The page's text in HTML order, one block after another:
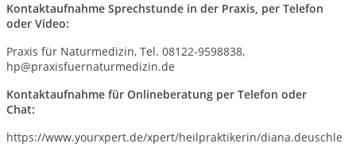
Kontaktaufnahme Sprechstunde in der Praxis, per Telefon
oder Video:
Praxis für Naturmedizin, Tel. 08122-9598838,
hp@praxisfuernaturmedizin.de
Kontaktaufnahme für Onlineberatung per Telefon oder
Chat:
https://www.yourxpert.de/xpert/heilpraktikerin/diana.deuschle